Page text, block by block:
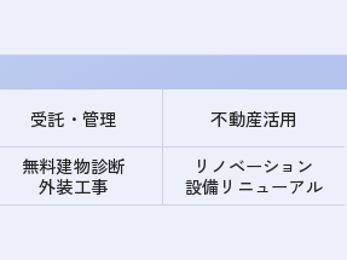
受託・管理 不動産活用
無料建物診断
外装工事
リノベーション
設備リニューアル